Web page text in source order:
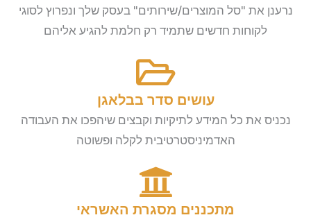
נרענן את "סל המוצרים/שירותים" בעסק שלך ונפרוץ לסוגי
לקוחות חדשים שתמיד רק חלמת להגיע אליהם
עושים סדר בבלאגן
נכניס את כל המידע לתיקיות וקבצים שיהפכו את העבודה
האדמיניסטרטיבית לקלה ופשוטה
מתכננים מסגרת האשראי